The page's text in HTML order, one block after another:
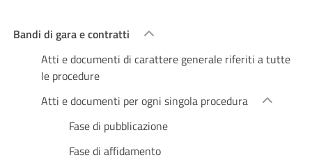
Bandi di gara e contratti
Atti e documenti di carattere generale riferiti a tutte
le procedure
Atti e documenti per ogni singola procedura
Fase di pubblicazione
Fase di affidamento